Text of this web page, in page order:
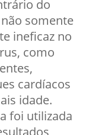
do
somente
ineficaz no
como
cardíacos
idade.
foi utilizada